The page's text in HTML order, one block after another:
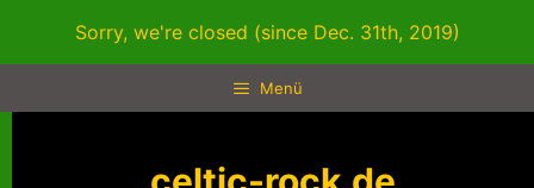
Sorry, we're closed (since Dec. 31th, 2019)
Menü